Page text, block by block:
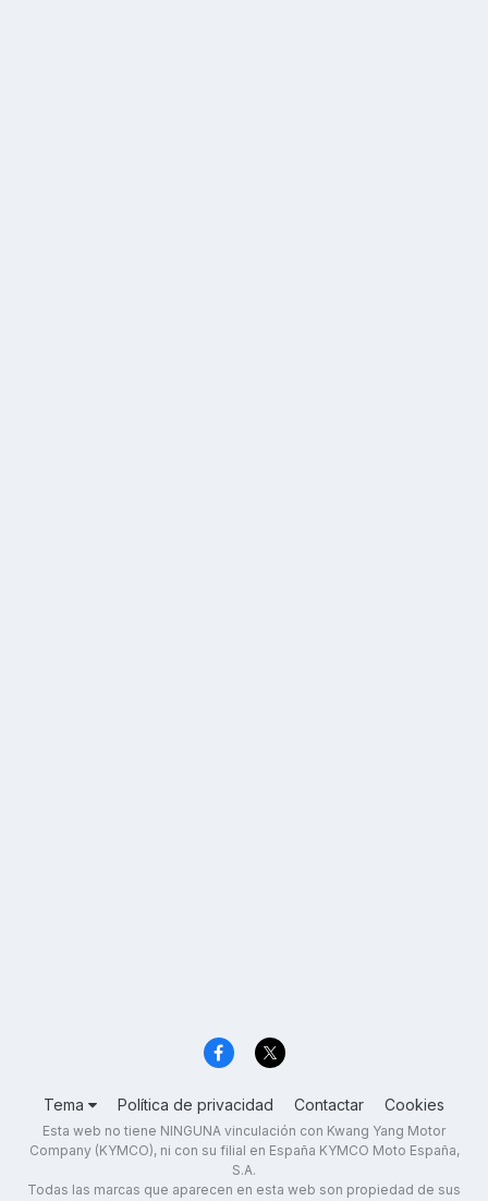
Tema Política de privacidad Contactar Cookies
Esta web no tiene NINGUNA vinculación con Kwang Yang Motor
Company (KYMCO), ni con su filial en España KYMCO Moto España,
S.A.
Todas las marcas que aparecen en esta web son propiedad de sus